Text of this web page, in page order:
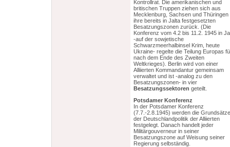
Kontrollrat. Die amerikanischen und
britischen Truppen ziehen sich aus
Mecklenburg, Sachsen und Thüringen
ihre bereits in Jalta festgesetzten
Besatzungszonen zurück. (Die
Konferenz vom 4.2 bis 11.2. 1945 in
-auf der sowjetische
Schwarzmeerhalbinsel Krim, heute
Ukraine- regelte die Teilung Europas
nach dem Ende des Zweiten
Weltkrieges). Berlin wird von einer
Alliierten Kommandantur gemeinsam
verwaltet und ist -analog zu den
Besatzungszonen- in vier
Besatzungssektoren geteilt.
Potsdamer Konferenz
In der Potsdamer Konferenz
(7.7.-2.8.1945) werden die Grundsätze
der Deutschlandpolitik der Alliierten
festgelegt. Danach handelt jeder
Militärgouverneur in seiner
Besatzungszone auf Weisung seiner
Regierung selbständig.